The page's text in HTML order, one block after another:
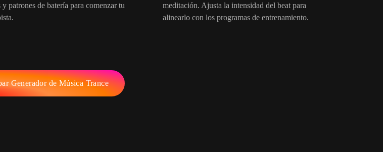
y patrones de batería para comenzar tu
meditación. Ajusta la intensidad del beat para
alinearlo con los programas de entrenamiento.
Generador de Música Trance